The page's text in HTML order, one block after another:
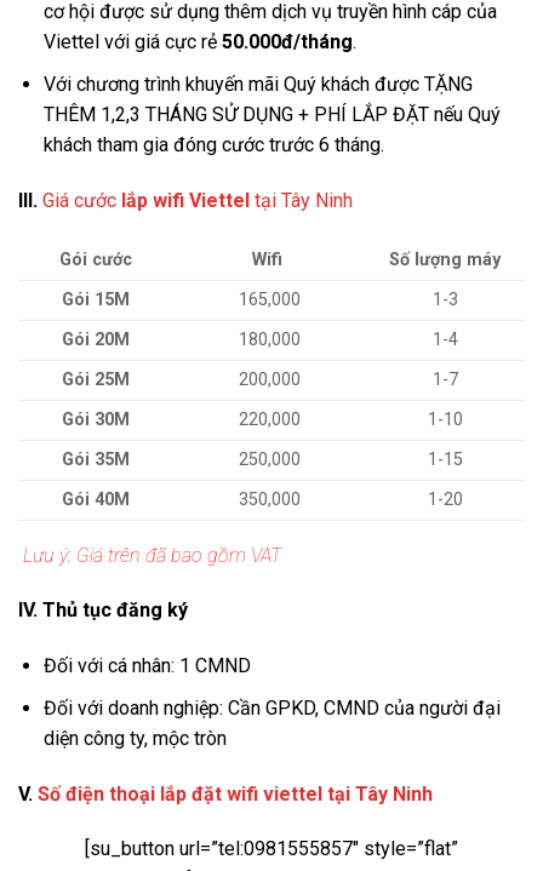
cơ hội được sử dụng thêm dịch vụ truyền hình cáp của
Viettel với giá cực rẻ 50.000đ/tháng.
Với chương trình khuyến mãi Quý khách được TẶNG
THÊM 1,2,3 THÁNG SỬ DỤNG + PHÍ LẮP ĐẶT nếu Quý
khách tham gia đóng cước trước 6 tháng.
III. Giá cước lắp wifi Viettel tại Tây Ninh
Gói cước Wifi
Số lượng máy
Gói 15M
165,000
1-3
Gói 20M
180,000
1-4
Gói 25M
200,000
1-7
Gói 30M
220,000
1-10
Gói 35M
250,000
1-15
Gói 40M
350,000 1-20
Lưu ý: Giá trên đã bao gồm VAT
IV. Thủ tục đăng ký
Đối với cá nhân: 1 CMND
Đối với doanh nghiệp: Cần GPKD, CMND của người đại
diện công ty, mộc tròn
V. Số điện thoại lắp đặt wifi viettel tại Tây Ninh
[su_button url=”tel:0981555857″ style=”flat”